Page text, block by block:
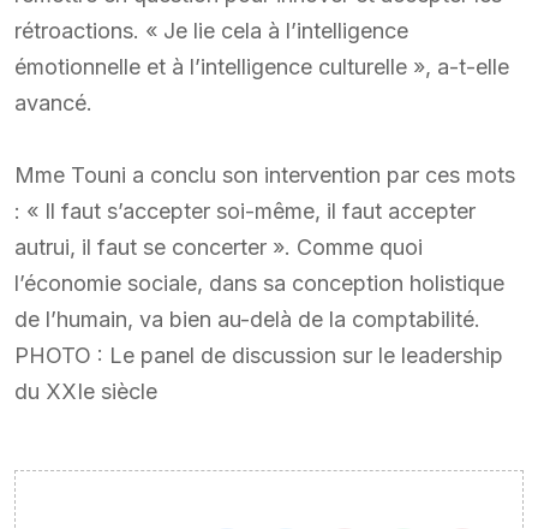
rétroactions. « Je lie cela à l’intelligence
émotionnelle et à l’intelligence culturelle », a-t-elle
avancé.
Mme Touni a conclu son intervention par ces mots
: « Il faut s’accepter soi-même, il faut accepter
autrui, il faut se concerter ». Comme quoi
l’économie sociale, dans sa conception holistique
de l’humain, va bien au-delà de la comptabilité.
PHOTO : Le panel de discussion sur le leadership
du XXIe siècle